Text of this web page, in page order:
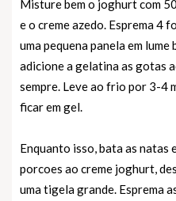
Misture bem o joghurt com
e o creme azedo. Esprema 4
uma pequena panela em
adicione a gelatina as gotas
sempre. Leve ao frio por 3-4
ficar em gel.
Enquanto isso, bata as natas
porcoes ao creme joghurt,
uma tigela grande. Esprema